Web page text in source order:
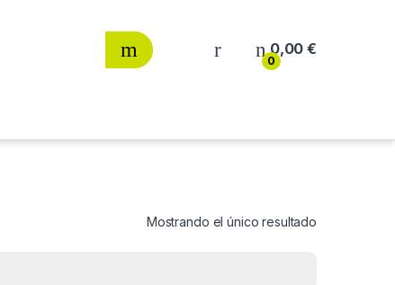
0
0,00€
Mostrando el único resultado